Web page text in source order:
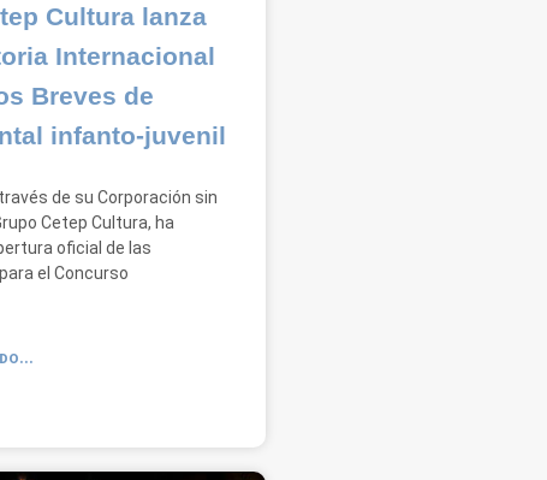
Cultura lanza
Internacional
Breves de
infanto-juvenil
de su Corporación sin
Cetep Cultura, ha
oficial de las
el Concurso